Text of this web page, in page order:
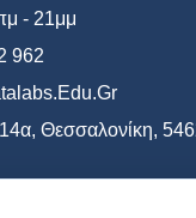
- 21μμ
962
Θεσσαλονίκη,